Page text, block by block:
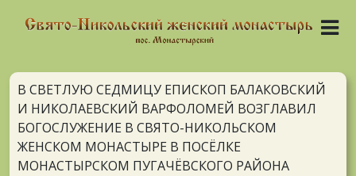
В СВЕТЛУЮ СЕДМИЦУ ЕПИСКОП БАЛАКОВСКИЙ
И НИКОЛАЕВСКИЙ ВАРФОЛОМЕЙ ВОЗГЛАВИЛ
БОГОСЛУЖЕНИЕ В СВЯТО-НИКОЛЬСКОМ
ЖЕНСКОМ МОНАСТЫРЕ В ПОСЁЛКЕ
МОНАСТЫРСКОМ ПУГАЧЁВСКОГО РАЙОНА